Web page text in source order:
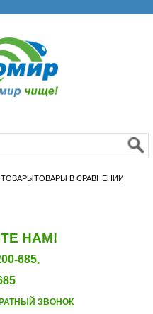
ТОВАРЫ В СРАВНЕНИИ
НАМ!
685,
ЗВОНОК